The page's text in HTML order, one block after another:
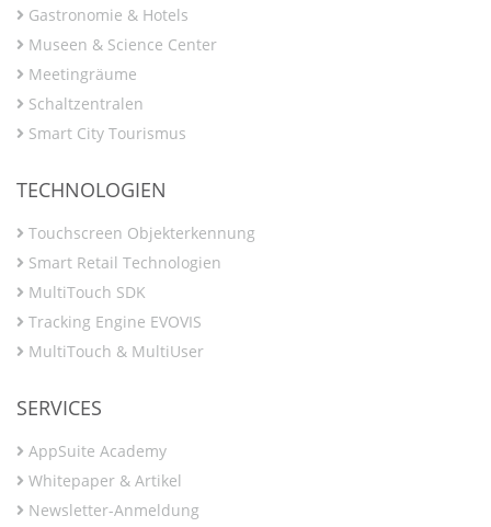
Gastronomie & Hotels
Museen & Science Center
Meetingräume
Schaltzentralen
Smart City Tourismus
TECHNOLOGIEN
Touchscreen Objekterkennung
Smart Retail Technologien
MultiTouch SDK
Tracking Engine EVOVIS
MultiTouch & MultiUser
SERVICES
AppSuite Academy
Whitepaper & Artikel
Newsletter-Anmeldung